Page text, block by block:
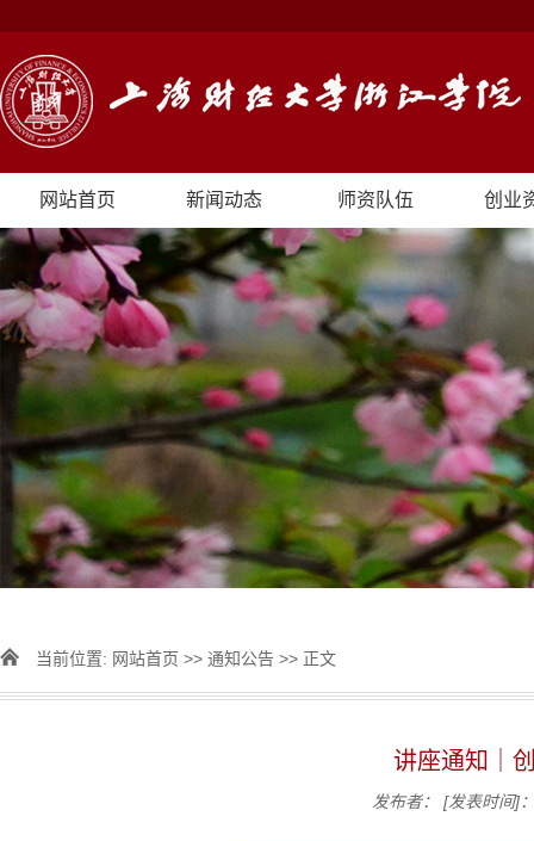
网站首页 新闻动态 师资队伍 创业
当前位置: 网站首页 >> 通知公告 >> 正文
讲座通知｜
发布者： [发表时间]